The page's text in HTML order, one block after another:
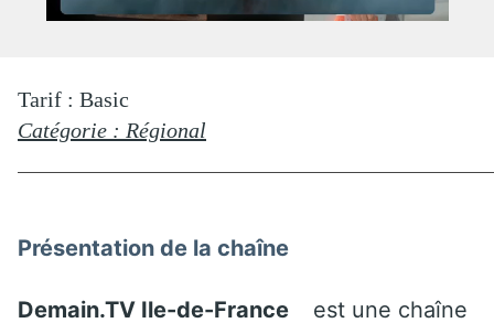
Tarif : Basic
Catégorie : Régional
Présentation de la chaîne
Demain.TV Ile-de-France
est une chaîne